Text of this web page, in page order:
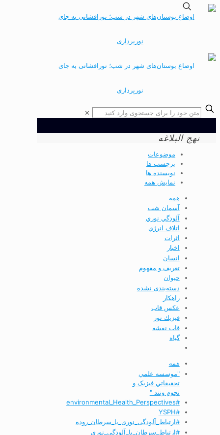
✕
نهج البلاغه
موضوعات
برچسب ها
نویسنده ها
نمایش همه
همه
آسمان شب
آلودگي نوري
اتلاف انرژي
اثرات
اخبار
انسان
تعريف و مفهوم
حیوان
دسته‌بندی نشده
راهکار
عکس قاب
فيزيك نور
قاب نقشه
گیاه
همه
"موسسه علمي
تحقيقاتي فیزیک و
نجوم ونند "
#environmental_Health_Perspectives
#YSPH
#ارتباط_آلودگی_نوری_با_سرطان_روده
#ارتباط_سرطان_با_آلودگی_نوری